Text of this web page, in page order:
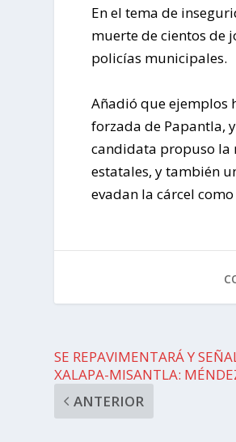
En el tema de
muerte de cientos de
policías municipales.
Añadió que ejemplos
forzada de Papantla,
candidata propuso la
estatales, y también
evadan la cárcel como
SE REPAVIMENTARÁ Y
XALAPA-MISANTLA:
ANTERIOR